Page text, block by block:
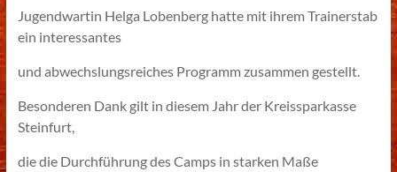
Jugendwartin Helga Lobenberg hatte mit ihrem Trainerstab
ein interessantes
und abwechslungsreiches Programm zusammen gestellt.
Besonderen Dank gilt in diesem Jahr der Kreissparkasse
Steinfurt,
die die Durchführung des Camps in starken Maße